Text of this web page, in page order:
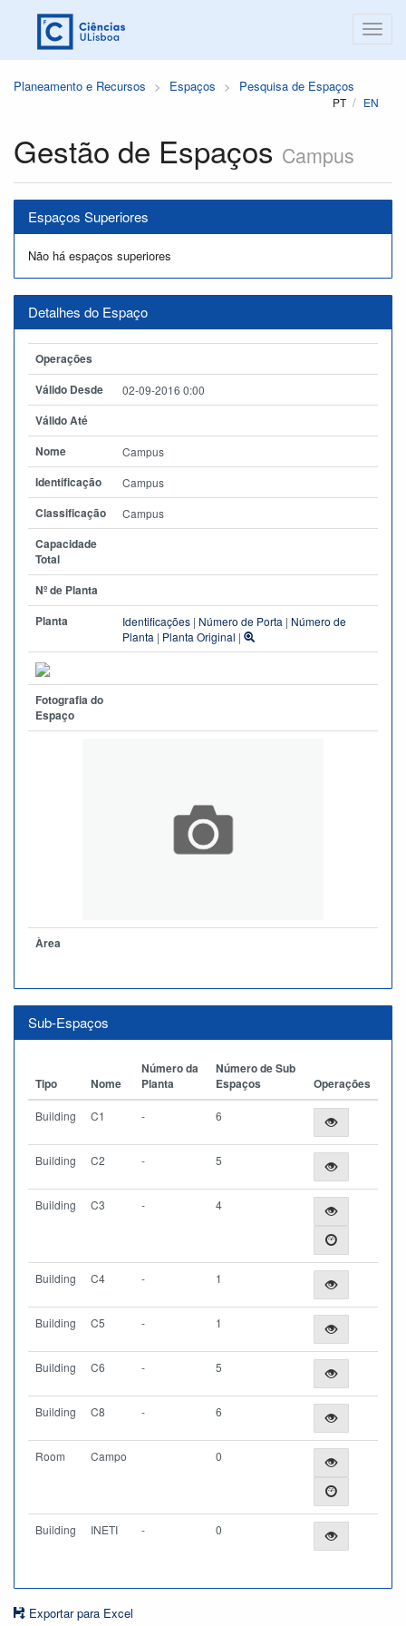
Planeamento e Recursos Espaços Pesquisa de Espaços
PT EN
Gestão de Espaços Campus
Espaços Superiores
Não há espaços superiores
Detalhes do Espaço
Operações
Válido Desde
02-09-2016 0:00
Válido Até
Nome
Campus
Identificação Campus
Classificação Campus
Capacidade
Total
Nº de Planta
Planta
Identificações | Número de Porta | Número de
Planta | Planta Original |
Fotografia do
Espaço
Àrea
Sub-Espaços
Tipo Nome
Número da
Planta
Número de Sub
Espaços
Operações
Building C1 - 6
Building C2 - 5
Building C3 - 4
Building C4 - 1
Building C5 - 1
Building C6 - 5
Building C8 - 6
Room Campo 0
Building INETI - 0
Exportar para Excel